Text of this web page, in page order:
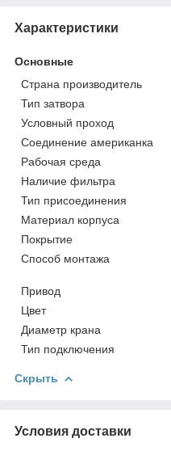
Характеристики
Основные
Страна производитель
Тип затвора
Условный проход
Соединение американка
Рабочая среда
Наличие фильтра
Тип присоединения
Материал корпуса
Покрытие
Способ монтажа
Привод
Цвет
Диаметр крана
Тип подключения
Скрыть
Условия доставки